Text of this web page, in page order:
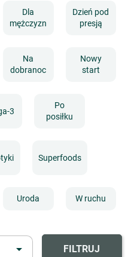
Dla
mężczyzn
Dzień pod
presją
Na
dobranoc
Nowy
start
3
Po
posiłku
Superfoods
Uroda W ruchu
 FILTRUJ